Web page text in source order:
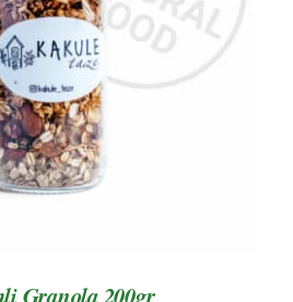
AYRINTILAR
Granola 200gr